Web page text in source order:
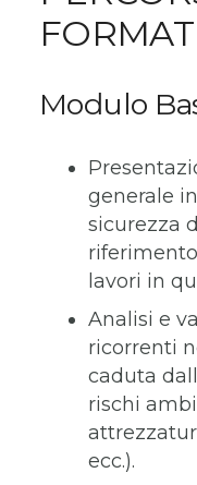
Modulo
generale
sicurezza
lavori in
Analisi e
ricorrenti
caduta
rischi
ecc.).